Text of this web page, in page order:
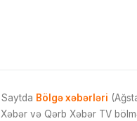
Bölgə xəbərləri
və Qərb Xəbər TV